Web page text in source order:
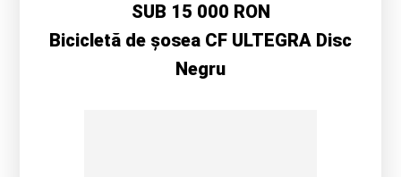
SUB 15 000 RON
Bicicletă de șosea CF ULTEGRA Disc
Negru